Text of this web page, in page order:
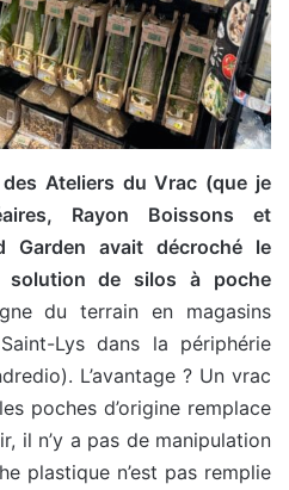
Ateliers du Vrac (que je
Rayon Boissons et
Garden avait décroché le
solution de silos à poche
du terrain en magasins
Lys dans la périphérie
L’avantage ? Un vrac
poches d’origine remplace
il n’y a pas de manipulation
plastique n’est pas remplie